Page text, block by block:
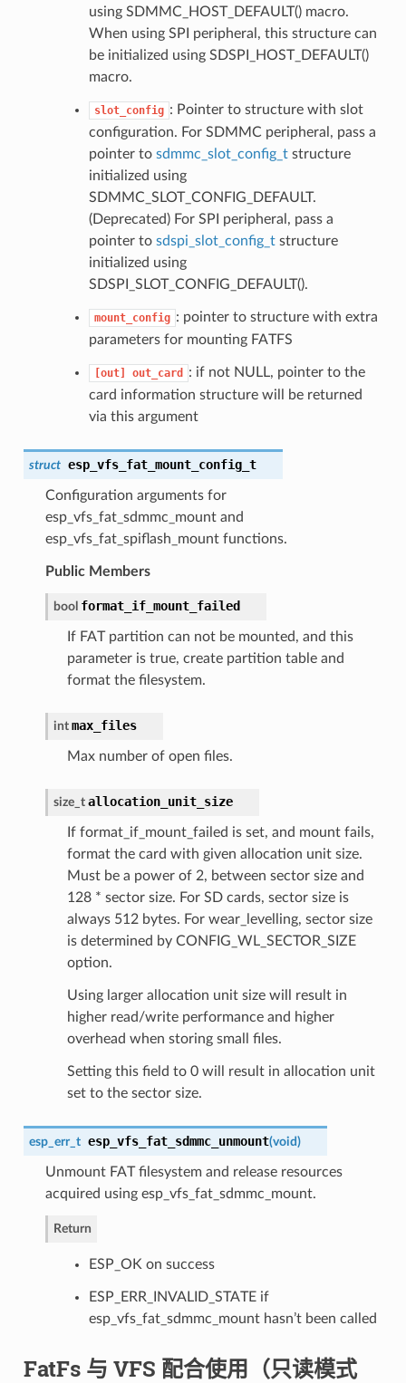
using SDMMC_HOST_DEFAULT() macro.
When using SPI peripheral, this structure can
be initialized using SDSPI_HOST_DEFAULT()
macro.
slot_config : Pointer to structure with slot
configuration. For SDMMC peripheral, pass a
pointer to sdmmc_slot_config_tstructure
initialized using
SDMMC_SLOT_CONFIG_DEFAULT.
(Deprecated) For SPI peripheral, pass a
pointer to sdspi_slot_config_tstructure
initialized using
SDSPI_SLOT_CONFIG_DEFAULT().
mount_config : pointer to structure with extra
parameters for mounting FATFS
[out] out_card
: if not NULL, pointer to the
card information structure will be returned
via this argument
struct esp_vfs_fat_mount_config_t
Configuration arguments for
esp_vfs_fat_sdmmc_mount and
esp_vfs_fat_spiflash_mount functions.
Public Members
bool format_if_mount_failed
If FAT partition can not be mounted, and this
parameter is true, create partition table and
format the filesystem.
int max_files
Max number of open files.
size_t allocation_unit_size
If format_if_mount_failed is set, and mount fails,
format the card with given allocation unit size.
Must be a power of 2, between sector size and
128 * sector size. For SD cards, sector size is
always 512 bytes. For wear_levelling, sector size
is determined by CONFIG_WL_SECTOR_SIZE
option.
Using larger allocation unit size will result in
higher read/write performance and higher
overhead when storing small files.
Setting this field to 0 will result in allocation unit
set to the sector size.
esp_err_t esp_vfs_fat_sdmmc_unmount(void)
Unmount FAT filesystem and release resources
acquired using esp_vfs_fat_sdmmc_mount.
Return
ESP_OK on success
ESP_ERR_INVALID_STATE if
esp_vfs_fat_sdmmc_mount hasn’t been called
FatFs 与 VFS 配合使用（只读模式